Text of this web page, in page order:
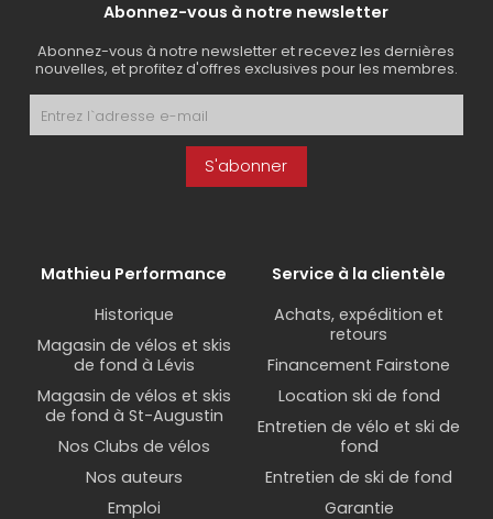
Abonnez-vous à notre newsletter
Abonnez-vous à notre newsletter et recevez les dernières
nouvelles, et profitez d'offres exclusives pour les membres.
S'abonner
Mathieu Performance
Historique
Magasin de vélos et skis
de fond à Lévis
Magasin de vélos et skis
de fond à St-Augustin
Nos Clubs de vélos
Nos auteurs
Emploi
Service à la clientèle
Achats, expédition et
retours
Financement Fairstone
Location ski de fond
Entretien de vélo et ski de
fond
Entretien de ski de fond
Garantie